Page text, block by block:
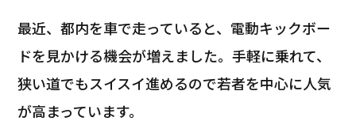
最近、都内を車で走っていると、電動キックボー
ドを見かける機会が増えました。手軽に乗れて、
狭い道でもスイスイ進めるので若者を中心に人気
が高まっています。